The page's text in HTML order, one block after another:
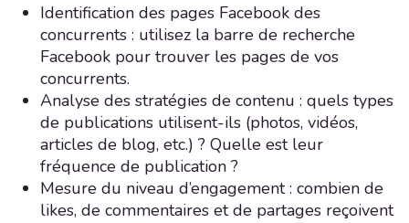
Identification des pages Facebook des
concurrents : utilisez la barre de recherche
Facebook pour trouver les pages de vos
concurrents.
Analyse des stratégies de contenu : quels types
de publications utilisent-ils (photos, vidéos,
articles de blog, etc.) ? Quelle est leur
fréquence de publication ?
Mesure du niveau d’engagement : combien de
likes, de commentaires et de partages reçoivent